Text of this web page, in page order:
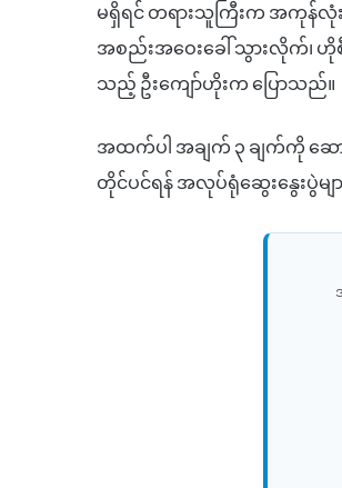
မရှိရင် တရားသူကြီးက အကုန်လုံ
အစည်းအဝေးခေါ် သွားလိုက်၊
သည့် ဦးကျော်ဟိုးက ပြောသည်။
အထက်ပါ အချက် ၃ ချက်ကို ဆေ
တိုင်ပင်ရန် အလုပ်ရုံဆွေးနွေးပွဲ